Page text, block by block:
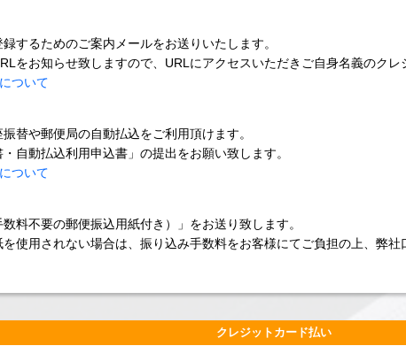
するためのご案内メールをお送りいたします。
をお知らせ致しますので、URLにアクセスいただきご自身名義のクレ
ついて
替や郵便局の自動払込をご利用頂けます。
自動払込利用申込書」の提出をお願い致します。
ついて
料不要の郵便振込用紙付き）」をお送り致します。
使用されない場合は、振り込み手数料をお客様にてご負担の上、弊社
クレジットカード払い